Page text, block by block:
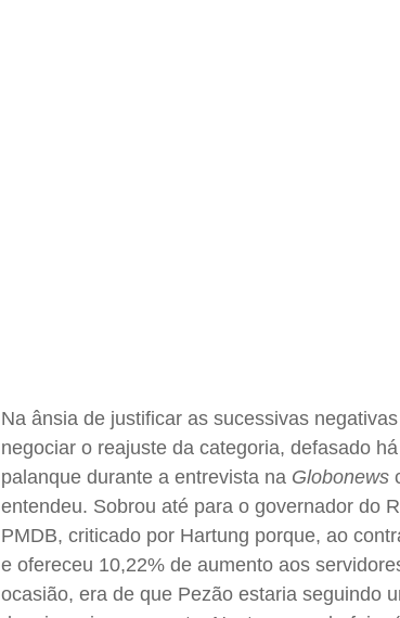
Na ânsia de justificar as sucessivas
negociar o reajuste da categoria, defasado
palanque durante a entrevista na Globonews
entendeu. Sobrou até para o governador do
PMDB, criticado por Hartung porque, ao
e ofereceu 10,22% de aumento aos
ocasião, era de que Pezão estaria seguindo